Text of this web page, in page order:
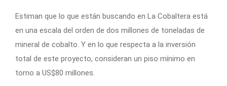
Estiman que lo que están buscando en La Cobaltera está
en una escala del orden de dos millones de toneladas de
mineral de cobalto. Y en lo que respecta a la inversión
total de este proyecto, consideran un piso mínimo en
torno a US$80 millones.